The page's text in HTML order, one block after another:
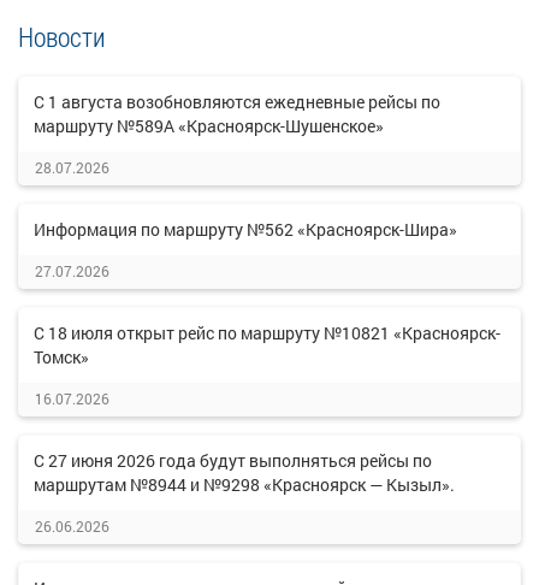
Новости
С 1 августа возобновляются ежедневные рейсы по
маршруту №589А «Красноярск-Шушенское»
28.07.2026
Информация по маршруту №562 «Красноярск-Шира»
27.07.2026
С 18 июля открыт рейс по маршруту №10821 «Красноярск-
Томск»
16.07.2026
С 27 июня 2026 года будут выполняться рейсы по
маршрутам №8944 и №9298 «Красноярск — Кызыл».
26.06.2026